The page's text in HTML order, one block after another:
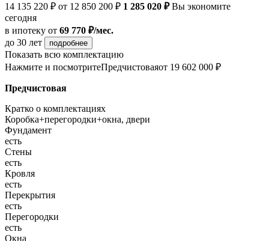
14 135 220 ₽ от 12 850 200 ₽ 1 285 020 ₽Вы экономите
сегодня
в ипотеку от 69 770 ₽/мес.
до 30 лет
подробнее
Показать всю комплектацию
Нажмите и посмотритеПредчистоваяот 19 602 000 ₽
Предчистовая
Кратко о комплектациях
Коробка+перегородки+окна, двери
Фундамент
есть
Стены
есть
Кровля
есть
Перекрытия
есть
Перегородки
есть
Окна